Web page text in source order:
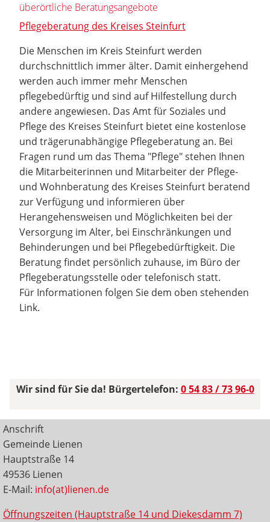
überörtliche Beratungsangebote
Pflegeberatung des Kreises Steinfurt
Die Menschen im Kreis Steinfurt werden
durchschnittlich immer älter. Damit einhergehend
werden auch immer mehr Menschen
pflegebedürftig und sind auf Hilfestellung durch
andere angewiesen. Das Amt für Soziales und
Pflege des Kreises Steinfurt bietet eine kostenlose
und trägerunabhängige Pflegeberatung an. Bei
Fragen rund um das Thema "Pflege" stehen Ihnen
die Mitarbeiterinnen und Mitarbeiter der Pflege-
und Wohnberatung des Kreises Steinfurt beratend
zur Verfügung und informieren über
Herangehensweisen und Möglichkeiten bei der
Versorgung im Alter, bei Einschränkungen und
Behinderungen und bei Pflegebedürftigkeit. Die
Beratung findet persönlich zuhause, im Büro der
Pflegeberatungsstelle oder telefonisch statt.
Für Informationen folgen Sie dem oben stehenden
Link.
Wir sind für Sie da! Bürgertelefon: 0 54 83 / 73 96-0
Anschrift
Gemeinde Lienen
Hauptstraße 14
49536 Lienen
E-Mail: info(at)lienen.de
Öffnungszeiten (Hauptstraße 14 und Diekesdamm 7)